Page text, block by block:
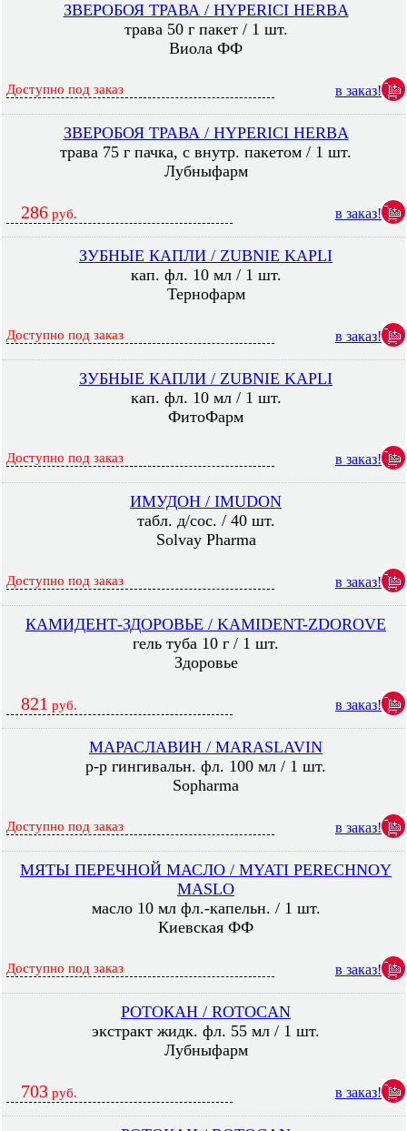
ЗВЕРОБОЯ ТРАВА / HYPERICI HERBA
трава 50 г пакет / 1 шт.
Виола ФФ
Доступно под заказ в заказ!
ЗВЕРОБОЯ ТРАВА / HYPERICI HERBA
трава 75 г пачка, с внутр. пакетом / 1 шт.
Лубныфарм
286 руб. в заказ!
ЗУБНЫЕ КАПЛИ / ZUBNIE KAPLI
кап. фл. 10 мл / 1 шт.
Тернофарм
Доступно под заказ в заказ!
ЗУБНЫЕ КАПЛИ / ZUBNIE KAPLI
кап. фл. 10 мл / 1 шт.
ФитоФарм
Доступно под заказ в заказ!
ИМУДОН / IMUDON
табл. д/сос. / 40 шт.
Solvay Pharma
Доступно под заказ в заказ!
КАМИДЕНТ-ЗДОРОВЬЕ / KAMIDENT-ZDOROVE
гель туба 10 г / 1 шт.
Здоровье
821 руб. в заказ!
МАРАСЛАВИН / MARASLAVIN
р-р гингивальн. фл. 100 мл / 1 шт.
Sopharma
Доступно под заказ в заказ!
МЯТЫ ПЕРЕЧНОЙ МАСЛО / MYATI PERECHNOY
MASLO
масло 10 мл фл.-капельн. / 1 шт.
Киевская ФФ
Доступно под заказ в заказ!
РОТОКАН / ROTOCAN
экстракт жидк. фл. 55 мл / 1 шт.
Лубныфарм
703 руб. в заказ!